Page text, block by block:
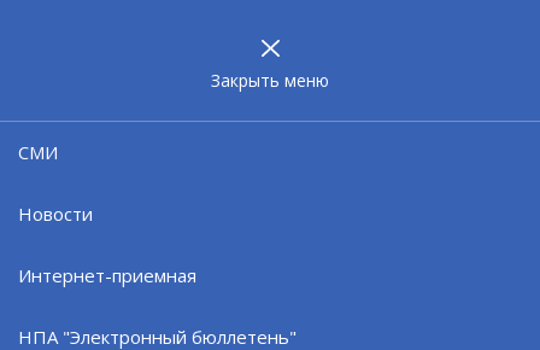
Закрыть меню
СМИ
Новости
Интернет-приемная
НПА "Электронный бюллетень"
04.11.25
Североморск дружно отметил